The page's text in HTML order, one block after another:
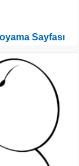
Sayfası